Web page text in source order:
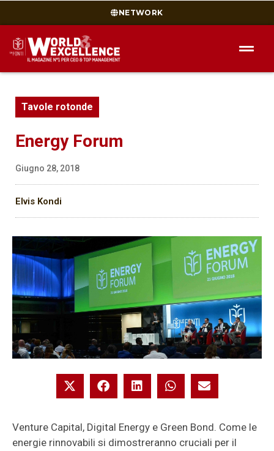
NETWORK
Tavole rotonde
Energy Forum
Giugno 28, 2018
Elvis Kondi
Venture Capital, Digital Energy e Green Bond. Come le
energie rinnovabili si dimostreranno cruciali per il